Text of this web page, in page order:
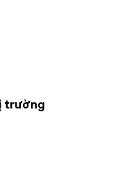
trường